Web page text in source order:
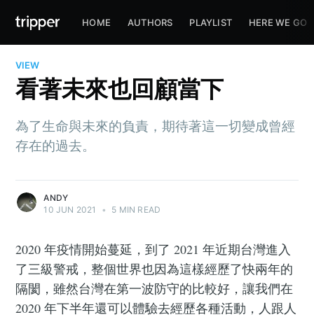
HOME AUTHORS PLAYLIST HERE WE GO
VIEW
看著未來也回顧當下
為了生命與未來的負責，期待著這一切變成曾經
存在的過去。
ANDY
10 JUN 2021
• 5 MIN READ
2020 年疫情開始蔓延，到了 2021 年近期台灣進入
了三級警戒，整個世界也因為這樣經歷了快兩年的
隔閡，雖然台灣在第一波防守的比較好，讓我們在
2020 年下半年還可以體驗去經歷各種活動，人跟人